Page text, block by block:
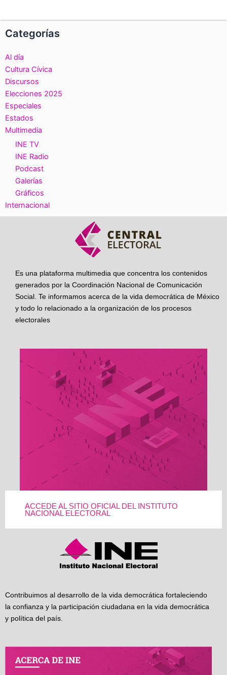
Categorías
Al día
Cultura Cívica
Discursos
Elecciones 2025
Especiales
Estados
Multimedia
INE TV
INE Radio
Podcast
Galerías
Gráficos
Internacional
Es una plataforma multimedia que concentra los contenidos
generados por la Coordinación Nacional de Comunicación
Social. Te informamos acerca de la vida democrática de México
y todo lo relacionado a la organización de los procesos
electorales
ACCEDE AL SITIO OFICIAL DEL INSTITUTO
NACIONAL ELECTORAL
Contribuimos al desarrollo de la vida democrática fortaleciendo
la confianza y la participación ciudadana en la vida democrática
y política del país.